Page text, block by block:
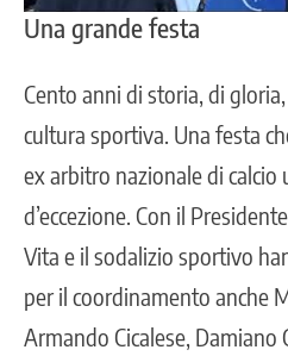
Una grande festa
Cento anni di storia, di
cultura sportiva. Una festa
ex arbitro nazionale di calcio
d’eccezione. Con il
Vita e il sodalizio sportivo
per il coordinamento anche
Armando Cicalese, Damiano